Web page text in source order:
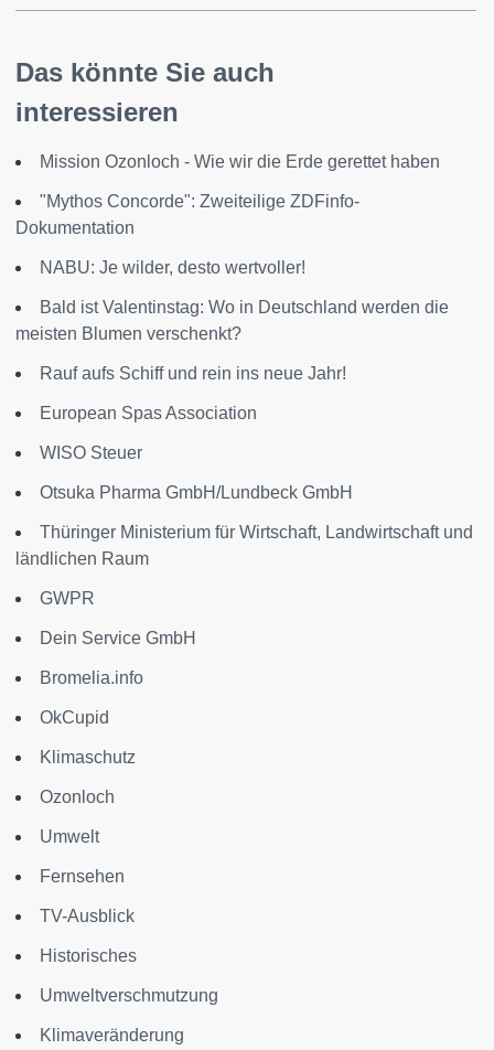
Das könnte Sie auch
interessieren
Mission Ozonloch - Wie wir die Erde gerettet haben
"Mythos Concorde": Zweiteilige ZDFinfo-
Dokumentation
NABU: Je wilder, desto wertvoller!
Bald ist Valentinstag: Wo in Deutschland werden die
meisten Blumen verschenkt?
Rauf aufs Schiff und rein ins neue Jahr!
European Spas Association
WISO Steuer
Otsuka Pharma GmbH/Lundbeck GmbH
Thüringer Ministerium für Wirtschaft, Landwirtschaft und
ländlichen Raum
GWPR
Dein Service GmbH
Bromelia.info
OkCupid
Klimaschutz
Ozonloch
Umwelt
Fernsehen
TV-Ausblick
Historisches
Umweltverschmutzung
Klimaveränderung